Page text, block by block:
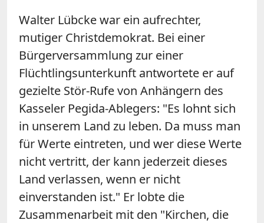
Walter Lübcke war ein aufrechter,
mutiger Christdemokrat. Bei einer
Bürgerversammlung zur einer
Flüchtlingsunterkunft antwortete er auf
gezielte Stör-Rufe von Anhängern des
Kasseler Pegida-Ablegers: "Es lohnt sich
in unserem Land zu leben. Da muss man
für Werte eintreten, und wer diese Werte
nicht vertritt, der kann jederzeit dieses
Land verlassen, wenn er nicht
einverstanden ist." Er lobte die
Zusammenarbeit mit den "Kirchen, die